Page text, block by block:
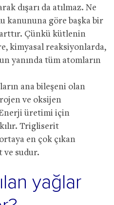
dışarı da atılmaz. Ne
kanununa göre başka bir
Çünkü kütlenin
kimyasal reaksiyonlarda,
yanında tüm atomların
ana bileşeni olan
ve oksijen
üretimi için
Trigliserit
en çok çıkan
ve sudur.
yağlar